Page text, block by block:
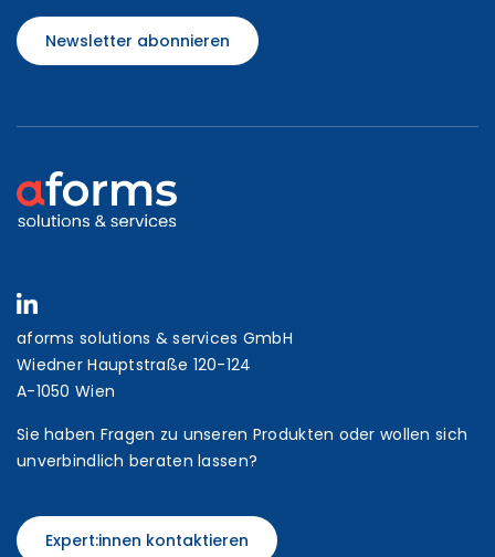
Newsletter abonnieren
aforms solutions & services GmbH
Wiedner Hauptstraße 120-124
A-1050 Wien
Sie haben Fragen zu unseren Produkten oder wollen sich
unverbindlich beraten lassen?
Expert:innen kontaktieren